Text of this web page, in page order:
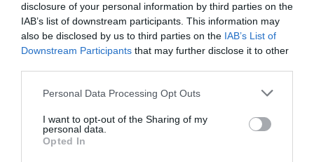
disclosure of your personal information by third parties on the
IAB’s list of downstream participants. This information may
also be disclosed by us to third parties on the IAB’s List of
Downstream Participants that may further disclose it to other
Please note that this website/app uses one or more Google
not limited to your visit or usage behaviour. You may click to
grant or deny consent to Google and its third-party tags to
use your data for below specified purposes in below Google
Personal Data Processing Opt Outs
I want to opt-out of the Sharing of my
personal data.
Opted In
Dickens figyelmét nem kizárólag a halottak
látványa kötötte le, hanem azemberek reakciói is
Egyik leírásában azt örökítette meg, ahogy a
hullaház dolgozói előkészítenek egy újonnan
találgatni kezdik a halál okát. A fantáziájuk rendre a
fulladás, pisztoly, kés, szerelmi ügy, szerencsejáték,
rablás, gyűlölet, öngyilkosság vagy gyilkosság. A